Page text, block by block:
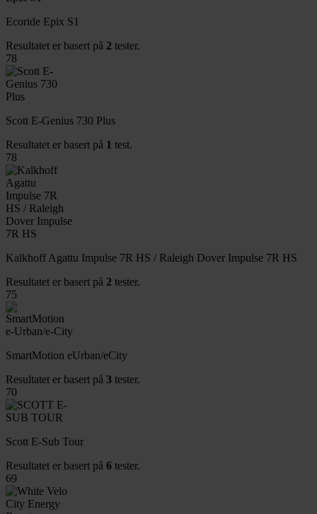
Ecoride Epix S1
Resultatet er basert på 2 tester.
78
Scott E-Genius 730 Plus
Resultatet er basert på 1 test.
78
Kalkhoff Agattu Impulse 7R HS / Raleigh Dover Impulse 7R HS
Resultatet er basert på 2 tester.
75
SmartMotion eUrban/eCity
Resultatet er basert på 3 tester.
70
Scott E-Sub Tour
Resultatet er basert på 6 tester.
69